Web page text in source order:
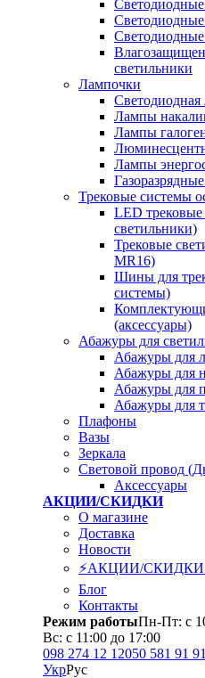
светильники
Лампочки
Лампы
Лампы
Лампы
Трековые системы
LED
светильники)
Трековые
MR16)
Шины для
системы)
(аксессуары)
Абажуры для
Абажуры для
Абажуры для
Абажуры для
Абажуры для
Плафоны
Вазы
Зеркала
Световой провод
Аксессуары
АКЦИИ/СКИДКИ
О магазине
Доставка
Новости
⚡АКЦИИ/
Блог
Контакты
Режим работыПн-Пт: с
Вс: с 11:00 до 17:00
098 274 12 12050 581 91 91
УкрРус